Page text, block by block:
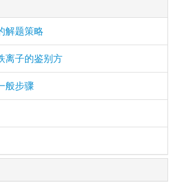
解题策略
离子的鉴别方
般步骤